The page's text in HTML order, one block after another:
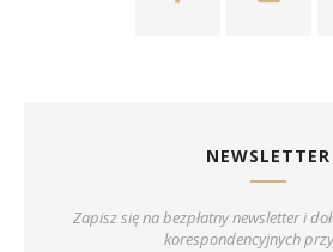
NEWSLETTER
Zapisz się na bezpłatny newsletter i
korespondencyjnych